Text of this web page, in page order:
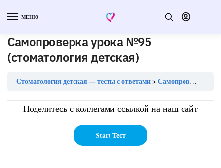
МЕНЮ
Самопроверка урока №95
(стоматология детская)
Стоматология детская — тесты с ответами Самопроверка урока №95 (стоматология детская)
Поделитесь с коллегами ссылкой на наш сайт